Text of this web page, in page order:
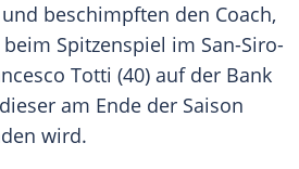
beschimpften den Coach,
Spitzenspiel im San-Siro-
Totti (40) auf der Bank
am Ende der Saison
wird.